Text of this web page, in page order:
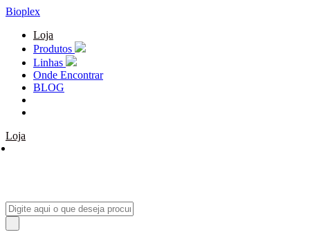
Bioplex
Loja
Produtos
Linhas
Onde Encontrar
BLOG
Loja